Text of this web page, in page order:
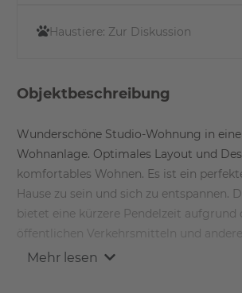
Haustiere: Zur Diskussion
Objektbeschreibung
Wunderschöne Studio-Wohnung in
Wohnanlage. Optimales Layout und
komfortables Wohnen. Es ist ein
Hause zu sein und sich zu entspannen.
bietet eine kürzere Pendelzeit aufgrund
öffentlichen Verkehrsmitteln und
Hotspots in der Umgebung.
Mehr lesen